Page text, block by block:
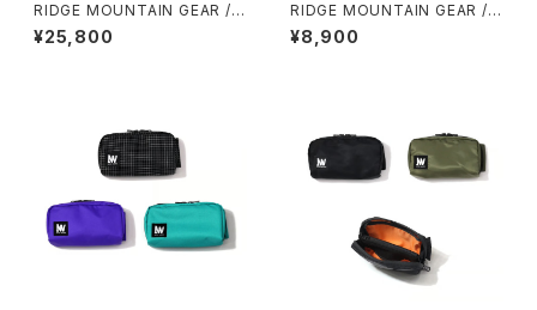
RIDGE MOUNTAIN GEAR / S
ASH PACK
¥25,800
RIDGE MOUNTAIN GEAR / S
HADE CAP
¥8,900